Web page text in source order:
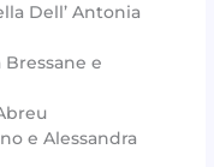
Dell’ Antonia
Bressane e
e Alessandra